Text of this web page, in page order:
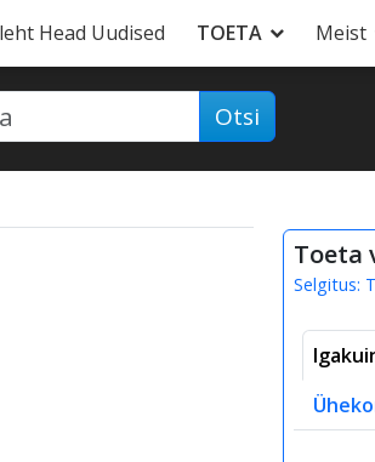
Head Uudised TOETA Meist
Otsi
Toeta
Selgitus: